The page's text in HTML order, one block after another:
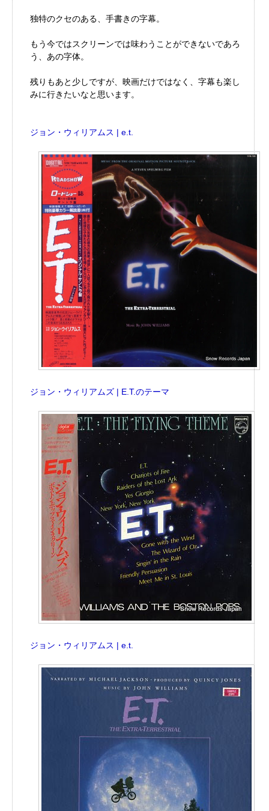
独特のクセのある、手書きの字幕。
もう今ではスクリーンでは味わうことができないであろ
う、あの字体。
残りもあと少しですが、映画だけではなく、字幕も楽し
みに行きたいなと思います。
ジョン・ウィリアムス | e.t.
ジョン・ウィリアムズ | E.T.のテーマ
ジョン・ウィリアムス | e.t.